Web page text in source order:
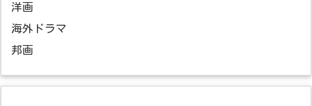
洋画
海外ドラマ
邦画